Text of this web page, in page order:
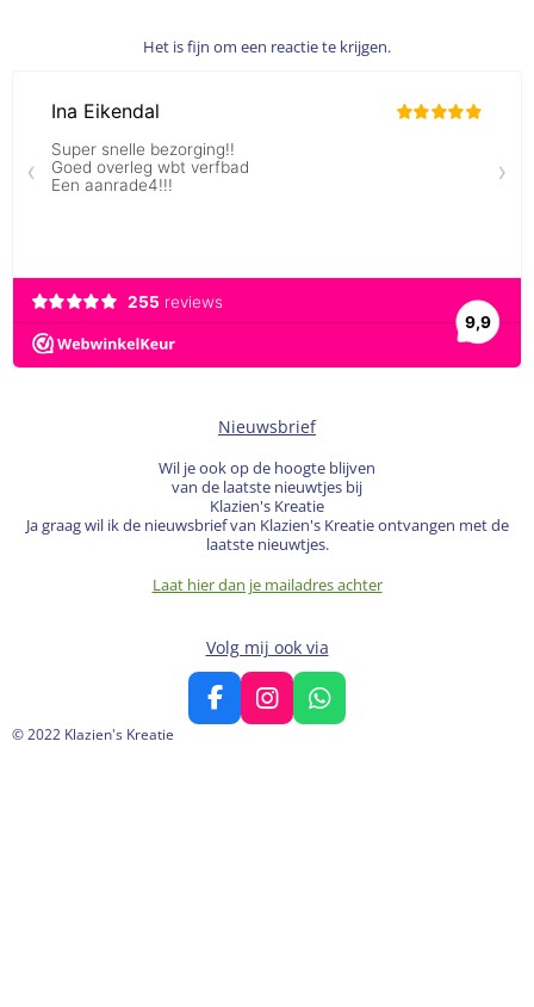
Het is fijn om een reactie te krijgen.
Nieuwsbrief
Wil je ook op de hoogte blijven
van de laatste nieuwtjes bij
Klazien's Kreatie
Ja graag wil ik de nieuwsbrief van Klazien's Kreatie ontvangen met de
laatste nieuwtjes.
Laat hier dan je mailadres achter
Volg mij ook via
F
a
I
n
W
h
© 2022 Klazien's Kreatie